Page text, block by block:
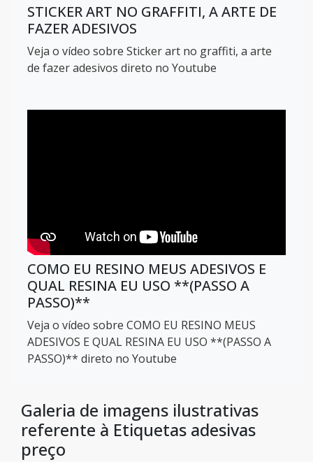
STICKER ART NO GRAFFITI, A ARTE DE
FAZER ADESIVOS
Veja o vídeo sobre Sticker art no graffiti, a arte
de fazer adesivos direto no Youtube
COMO EU RESINO MEUS ADESIVOS E
QUAL RESINA EU USO **(PASSO A
PASSO)**
Veja o vídeo sobre COMO EU RESINO MEUS
ADESIVOS E QUAL RESINA EU USO **(PASSO A
PASSO)** direto no Youtube
Galeria de imagens ilustrativas
referente à Etiquetas adesivas
preço